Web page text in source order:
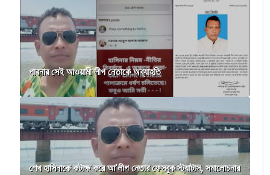
পাবনার সেই আওয়ামী লীগ নেতাকে অব্যাহতি
শেখ হাসিনাকে কটাক্ষ করে আ’লীগ নেতার ফেসবুক স্ট্যাটাস, সমালোচনার